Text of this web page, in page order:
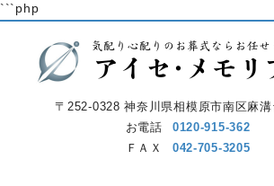
```php
〒252-0328 神奈川県相模原市南区麻
お電話
0120-915-362
ＦＡＸ
042-705-3205